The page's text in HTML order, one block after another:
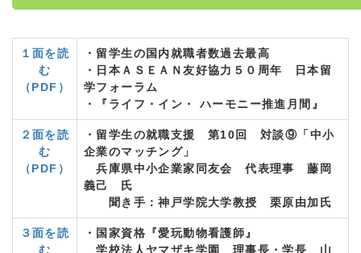
１面を読
む
（PDF）
・留学生の国内就職者数過去最高
・日本ＡＳＥＡＮ友好協力５０周年 日本留
学フォーラム
・『ライフ・イン・ ハーモニー推進月間』
２面を読
む
（PDF）
・留学生の就職支援 第10回 対談⑨「中小
企業のマッチング」
兵庫県中小企業家同友会 代表理事 藤岡
義己 氏
聞き手：神戸学院大学教授 栗原由加氏
３面を読
む
・国家資格『愛玩動物看護師』
学校法人ヤマザキ学園 理事長・学長 山